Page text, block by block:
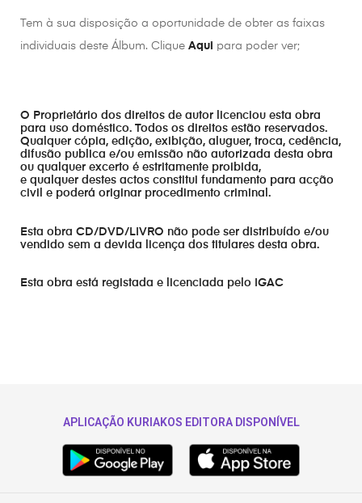
Tem à sua disposição a oportunidade de obter as faixas
individuais deste Álbum. Clique Aqui para poder ver;
O Proprietário dos direitos de autor licenciou esta obra
para uso doméstico. Todos os direitos estão reservados.
Qualquer cópia, edição, exibição, aluguer, troca, cedência,
difusão publica e/ou emissão não autorizada desta obra
ou qualquer excerto é estritamente proibida,
e qualquer destes actos constitui fundamento para acção
civil e poderá originar procedimento criminal.
Esta obra CD/DVD/LIVRO não pode ser distribuído e/ou
vendido sem a devida licença dos titulares desta obra.
Esta obra está registada e licenciada pelo IGAC
APLICAÇÃO KURIAKOS EDITORA DISPONÍVEL